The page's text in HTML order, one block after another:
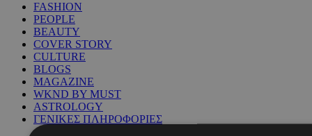
FASHION
PEOPLE
BEAUTY
COVER STORY
CULTURE
BLOGS
MAGAZINE
WKND BY MUST
ASTROLOGY
ΓΕΝΙΚΕΣ ΠΛΗΡΟΦΟΡΙΕΣ